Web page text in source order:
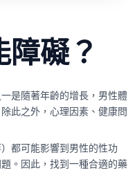
礙？
是隨著年齡的增長，男性體
此之外，心理因素、健康問
都可能影響到男性的性功
。因此，找到一種合適的藥